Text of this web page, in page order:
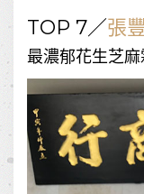
TOP 7／張
最濃郁花生芝